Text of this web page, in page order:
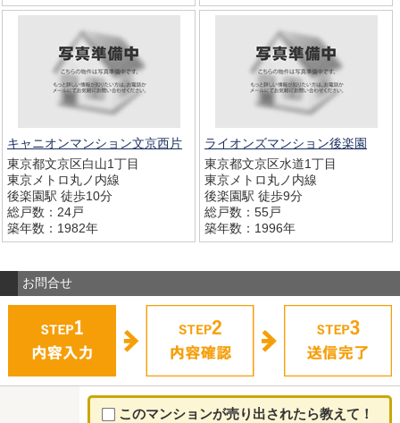
キャニオンマンション文京西片
東京都文京区白山1丁目
東京メトロ丸ノ内線
後楽園駅 徒歩10分
総戸数：24戸
築年数：1982年
ライオンズマンション後楽園
東京都文京区水道1丁目
東京メトロ丸ノ内線
後楽園駅 徒歩9分
総戸数：55戸
築年数：1996年
お問合せ
このマンションが売り出されたら教えて！